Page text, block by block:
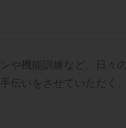
や機能訓練など、日々
伝いをさせていただく